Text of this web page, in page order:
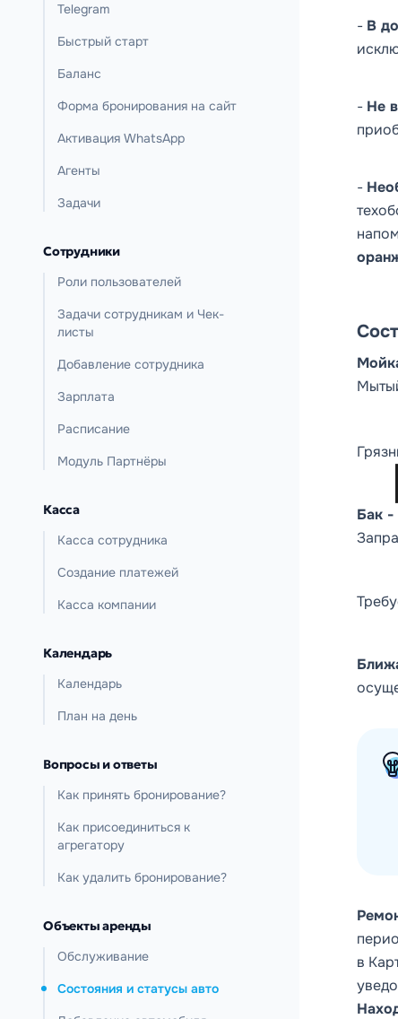
Telegram
Быстрый старт
Баланс
Форма бронирования на сайт
Активация WhatsApp
Агенты
Задачи
Сотрудники
Роли пользователей
Задачи сотрудникам и Чек-
листы
Добавление сотрудника
Зарплата
Расписание
Модуль Партнёры
Касса
Касса сотрудника
Создание платежей
Касса компании
Календарь
Календарь
План на день
Вопросы и ответы
Как принять бронирование?
Как присоединиться к
агрегатору
Как удалить бронирование?
Объекты аренды
Обслуживание
Состояния и статусы авто
- В
- Не
-
Бак -
в